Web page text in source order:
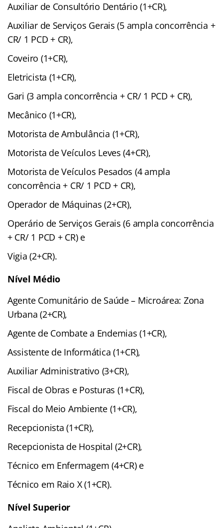
Auxiliar de Consultório Dentário (1+CR),
Auxiliar de Serviços Gerais (5 ampla concorrência +
CR/ 1 PCD + CR),
Coveiro (1+CR),
Eletricista (1+CR),
Gari (3 ampla concorrência + CR/ 1 PCD + CR),
Mecânico (1+CR),
Motorista de Ambulância (1+CR),
Motorista de Veículos Leves (4+CR),
Motorista de Veículos Pesados (4 ampla
concorrência + CR/ 1 PCD + CR),
Operador de Máquinas (2+CR),
Operário de Serviços Gerais (6 ampla concorrência
+ CR/ 1 PCD + CR) e
Vigia (2+CR).
Nível Médio
Agente Comunitário de Saúde – Microárea: Zona
Urbana (2+CR),
Agente de Combate a Endemias (1+CR),
Assistente de Informática (1+CR),
Auxiliar Administrativo (3+CR),
Fiscal de Obras e Posturas (1+CR),
Fiscal do Meio Ambiente (1+CR),
Recepcionista (1+CR),
Recepcionista de Hospital (2+CR),
Técnico em Enfermagem (4+CR) e
Técnico em Raio X (1+CR).
Nível Superior